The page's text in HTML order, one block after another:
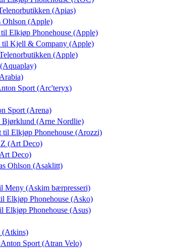
(Apias)
Ohlson (Apple)
til Elkjøp Phonehouse (Apple)
til Kjell & Company (Apple)
(Apple)
Sport (Arc'teryx)
Sport (Arena)
Bjørklund (Arne Nordlie)
til Elkjøp Phonehouse (Arozzi)
(Art Deco)
Deco)
Ohlson (Asaklitt)
Meny (Askim bærpresseri)
Elkjøp Phonehouse (Asko)
Elkjøp Phonehouse (Asus)
(Atkins)
Sport (Atran Velo)